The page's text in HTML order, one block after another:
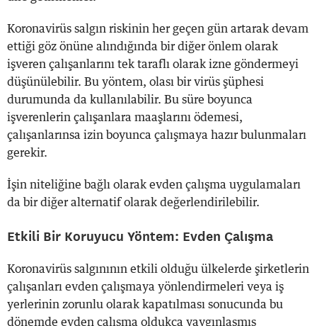
Koronavirüs salgın riskinin her geçen gün artarak devam
ettiği göz önüne alındığında bir diğer önlem olarak
işveren çalışanlarını tek taraflı olarak izne göndermeyi
düşünülebilir. Bu yöntem, olası bir virüs şüphesi
durumunda da kullanılabilir. Bu süre boyunca
işverenlerin çalışanlara maaşlarını ödemesi,
çalışanlarınsa izin boyunca çalışmaya hazır bulunmaları
gerekir.
İşin niteliğine bağlı olarak evden çalışma uygulamaları
da bir diğer alternatif olarak değerlendirilebilir.
Etkili Bir Koruyucu Yöntem: Evden Çalışma
Koronavirüs salgınının etkili olduğu ülkelerde şirketlerin
çalışanları evden çalışmaya yönlendirmeleri veya iş
yerlerinin zorunlu olarak kapatılması sonucunda bu
dönemde evden çalışma oldukça yaygınlaşmış